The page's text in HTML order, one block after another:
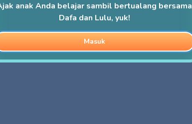
anak Anda belajar sambil bertualang bersama
Dafa dan Lulu, yuk!
Masuk